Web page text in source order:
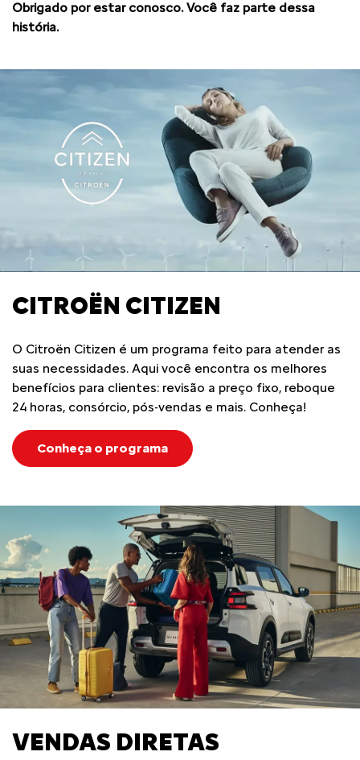
Obrigado por estar conosco. Você faz parte dessa
história.
CITROËN CITIZEN
O Citroën Citizen é um programa feito para atender as
suas necessidades. Aqui você encontra os melhores
benefícios para clientes: revisão a preço fixo, reboque
24 horas, consórcio, pós-vendas e mais. Conheça!
Conheça o programa
VENDAS DIRETAS